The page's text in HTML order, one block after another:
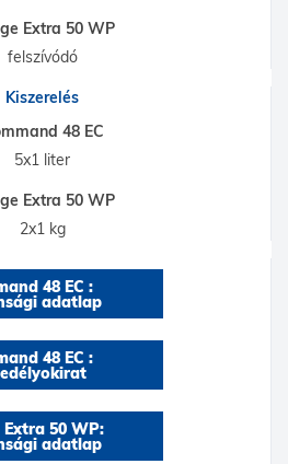
Extra 50 WP
felszívódó
Kiszerelés
48 EC
5x1 liter
Extra 50 WP
2x1 kg
48 EC :
adatlap
48 EC :
50 WP:
adatlap